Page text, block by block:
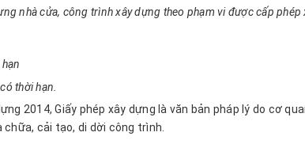
nhà cửa, công trình xây dựng theo phạm vi được cấp phép
thời hạn.
2014, Giấy phép xây dựng là văn bản pháp lý do cơ
cải tạo, di dời công trình.